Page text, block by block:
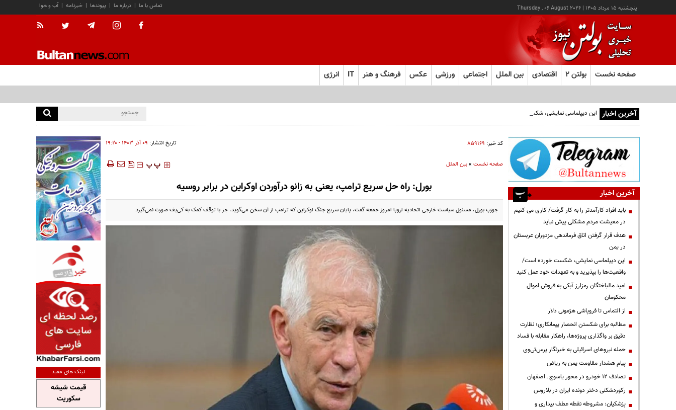
پنجشنبه ۱۵ مرداد ۱۴۰۵ |
Thursday , 06 August 2026 آب و هوا | خبرنامه | پیوندها | درباره ما | تماس با ما
صفحه نخست بولتن ۲ اقتصادی بین الملل اجتماعی ورزشی عکس فرهنگ و هنر IT انرژی
آخرین اخبار این دیپلماسی نمایشی، شکست خورده است/واقعیت‌ها را بپذیرید و به تعهدات خود عمل کنید
کد خبر: ۸۵۹۱۶۹ تاریخ انتشار: ۰۹ آذر ۱۴۰۳ - ۱۹:۲۰
صفحه نخست»بین الملل ‍‍‍ پ پ
بورل: راه حل سریع ترامپ، یعنی به زانو درآوردن اوکراین در برابر روسیه
جوزپ بورل، مسئول سیاست خارجی اتحادیه اروپا امروز جمعه گفت، پایان سریع جنگ اوکراین که ترامپ از آن سخن می‌گوید، جز با توقف کمک به کی‌یف صورت نمی‌گیرد.
آخرین اخبار
باید افراد کارآمدتر را به کار گرفت/ کاری می کنیم
در معیشت مردم مشکلی پیش نیاید
هدف قرار گرفتن اتاق‌ فرماندهی مزدوران عربستان
در یمن
این دیپلماسی نمایشی، شکست خورده است/
واقعیت‌ها را بپذیرید و به تعهدات خود عمل کنید
امید مالباختگان رمزارز آبکی به فروش اموال
محکومان
از التماس تا فروپاشی هژمونی دلار
مطالبه برای شکستن انحصار پیمانکاری؛ نظارت
دقیق بر واگذاری پروژه‌ها، راهکار مقابله با فساد
حمله نیروهای اسرائیلی به خبرنگار پرس‌تی‌وی
پیام هشدار مقاومت یمن به ریاض
تصادف ۱۲ خودرو در محور یاسوج ـ اصفهان
رکوردشکنی دختر دونده ایران در بلاروس
پزشکیان: مشروطه نقطه عطف بیداری و
لینک های مفید
قیمت شیشه
سکوریت